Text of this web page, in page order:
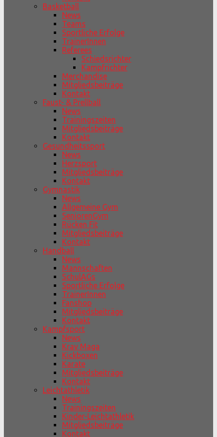
Basketball
News
Teams
Sportliche Erfolge
TrainerInnen
Referees
Schiedsrichter
Kampfrichter
Merchandise
Mitgliedsbeiträge
Kontakt
Faust- & Prellball
News
Trainingszeiten
Mitgliedsbeiträge
Kontakt
Gesundheitssport
News
Herzsport
Mitgliedsbeiträge
Kontakt
Gymnastik
News
Allgemeine Gym
SeniorenGym
Rücken Fit
Mitgliedsbeiträge
Kontakt
Handball
News
Mannschaften
SchulAGs
Sportliche Erfolge
TrainerInnen
Fanshop
Mitgliedsbeiträge
Kontakt
Kampfsport
News
Krav Maga
Kickboxen
Karate
Mitgliedsbeiträge
Kontakt
Leichtathletik
News
Trainingszeiten
Kinder-Leichtathletik
Mitgliedsbeiträge
Kontakt